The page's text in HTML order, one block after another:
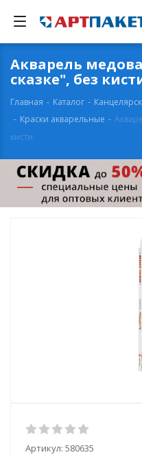
Акварель
сказке", без
Главная - Каталог -
- Краски акварельные -
кисти
Артикул: 580635